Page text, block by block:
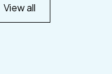
View all